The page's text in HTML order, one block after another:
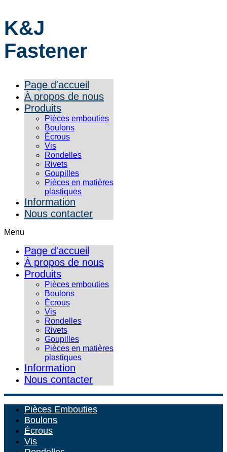
K&J
Fastener
Page d'accueil
À propos de nous
Produits
Pièces embouties
Boulons
Écrous
Vis
Rondelles
Rivets
Goupilles
Pièces en matières
plastiques
Information
Nous contacter
Menu
Page d'accueil
À propos de nous
Produits
Pièces embouties
Boulons
Écrous
Vis
Rondelles
Rivets
Goupilles
Pièces en matières
plastiques
Information
Nous contacter
Pièces Embouties
Boulons
Écrous
Vis